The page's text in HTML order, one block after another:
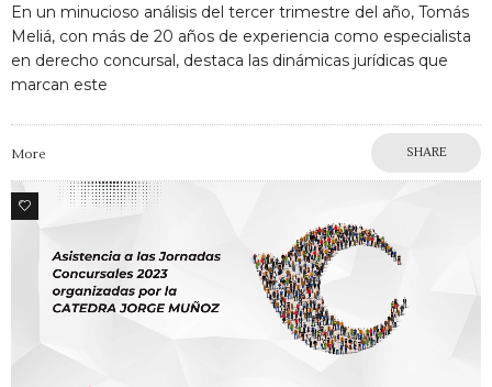
En un minucioso análisis del tercer trimestre del año, Tomás
Meliá, con más de 20 años de experiencia como especialista
en derecho concursal, destaca las dinámicas jurídicas que
marcan este
More SHARE
2